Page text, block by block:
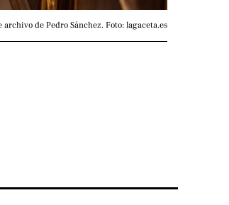
archivo de Pedro Sánchez. Foto: lagaceta.es